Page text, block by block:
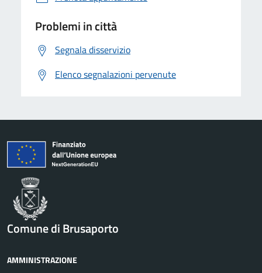
Problemi in città
Segnala disservizio
Elenco segnalazioni pervenute
Comune di Brusaporto
AMMINISTRAZIONE